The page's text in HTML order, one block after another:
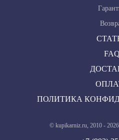
FAQ
ПОЛИТИКА
© kupikarniz.ru, 2010 -